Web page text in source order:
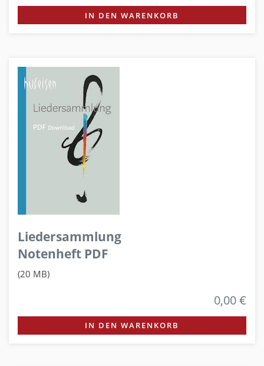
IN DEN WARENKORB
Liedersammlung
Notenheft PDF
(20 MB)
0,00 €
IN DEN WARENKORB